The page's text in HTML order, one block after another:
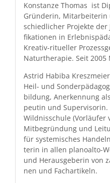
Kon­stanze Thomas ist
Grün­derin,
schiedlich­er Pro­jek­te
fika­tio­nen in
Kreativ-rit­ueller
Natur­ther­a­pie. Seit
Astrid Habi­ba
Heil- und
bil­dung, Anerken­nung
peutin und
Wild­niss­chule (Vor­läufer
Mit­be­grün­dung und
für sys­temis­ches
t­erin in allen planoal­to-
und Her­aus­ge­berin von
nen und Fachartikeln.